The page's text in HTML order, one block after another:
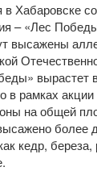
в Хабаровске
– «Лес
высажены
вырастет
рамках акции
на общей
более
кедр,